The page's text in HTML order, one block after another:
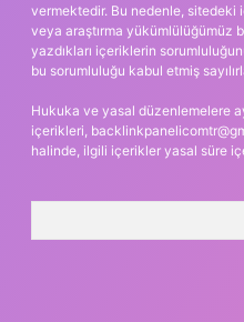
vermektedir. Bu nedenle,
veya araştırma yükümlülüğümüz
yazdıkları içeriklerin
bu sorumluluğu kabul etmiş
Hukuka ve yasal düzenlemelere
içerikleri,
halinde, ilgili içerikler yasal süre